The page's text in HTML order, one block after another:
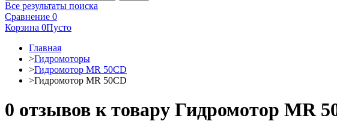
Все результаты поиска
Сравнение 0
Корзина 0Пусто
Главная
>Гидромоторы
>Гидромотор MR 50CD
>Гидромотор MR 50CD
0 отзывов к товару Гидромотор MR